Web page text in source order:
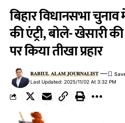
बिहार विधानसभा
की एंट्री, बोले- खेसारी
पर किया तीखा प्रहार
Last Updated: 2025/11/02 At 3:32 PM
𝐑𝐀𝐁𝐈𝐔𝐋 𝐀𝐋𝐀𝐌 𝐉𝐎𝐔𝐑𝐍𝐀𝐋𝐈𝐒𝐓